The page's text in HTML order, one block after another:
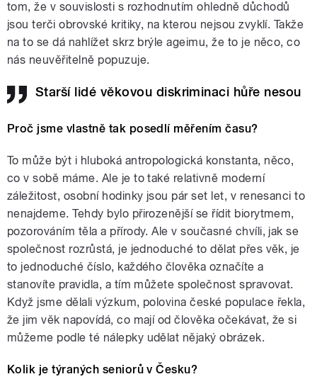
tom, že v souvislosti s rozhodnutím ohledně důchodů
jsou terči obrovské kritiky, na kterou nejsou zvyklí. Takže
na to se dá nahlížet skrz brýle ageimu, že to je něco, co
nás neuvěřitelně popuzuje.
Starší lidé věkovou diskriminaci hůře nesou
Proč jsme vlastně tak posedlí měřením času?
To může být i hluboká antropologická konstanta, něco,
co v sobě máme. Ale je to také relativně moderní
záležitost, osobní hodinky jsou pár set let, v renesanci to
nenajdeme. Tehdy bylo přirozenější se řídit biorytmem,
pozorováním těla a přírody. Ale v současné chvíli, jak se
společnost rozrůstá, je jednoduché to dělat přes věk, je
to jednoduché číslo, každého člověka označíte a
stanovíte pravidla, a tím můžete společnost spravovat.
Když jsme dělali výzkum, polovina české populace řekla,
že jim věk napovídá, co mají od člověka očekávat, že si
můžeme podle té nálepky udělat nějaký obrázek.
Kolik je týraných seniorů v Česku?